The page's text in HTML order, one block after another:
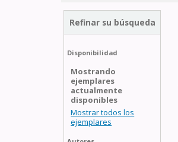
Refinar su búsqueda
Disponibilidad
Mostrando
ejemplares
actualmente
disponibles
Mostrar todos los
ejemplares